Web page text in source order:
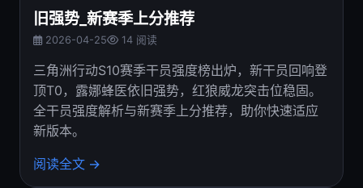
旧强势_新赛季上分推荐
2026-04-25 14 阅读
三角洲行动S10赛季干员强度榜出炉，新干员回响登
顶T0，露娜蜂医依旧强势，红狼威龙突击位稳固。
全干员强度解析与新赛季上分推荐，助你快速适应
新版本。
阅读全文 →